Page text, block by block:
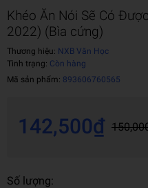
Khéo Ăn Nói Sẽ Có
2022) (Bìa cứng)
Thương hiệu: NXB Văn Học
Tình trạng: Còn hàng
Mã sản phẩm: 893606760565
142,500₫
Số lượng: